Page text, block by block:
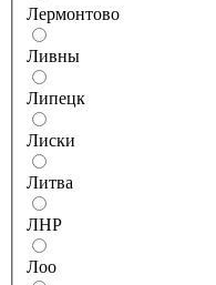
Лермонтово
Ливны
Липецк
Лиски
Литва
ЛНР
Лоо